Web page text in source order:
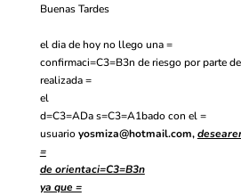
Buenas Tardes
el dia de hoy no llego una =
confirmaci=C3=B3n de riesgo por parte
realizada =
el
d=C3=ADa s=C3=A1bado con el =
usuarioyosmiza@hotmail.com,
=
de orientaci=C3=B3n
ya que =